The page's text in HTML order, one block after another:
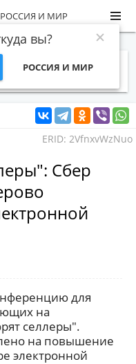
РОССИЯ И МИР
вы?
РОССИЯ И МИР
ФОТО
ERID: 2VfnxvWzNuo
Сбер
для
на
селлеры".
на повышение
электронной